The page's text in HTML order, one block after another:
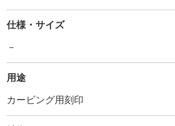
仕様・サイズ
－
用途
カービング用刻印